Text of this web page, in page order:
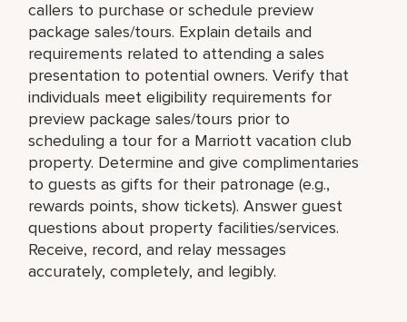
callers to purchase or schedule preview
package sales/tours. Explain details and
requirements related to attending a sales
presentation to potential owners. Verify that
individuals meet eligibility requirements for
preview package sales/tours prior to
scheduling a tour for a Marriott vacation club
property. Determine and give complimentaries
to guests as gifts for their patronage (e.g.,
rewards points, show tickets). Answer guest
questions about property facilities/services.
Receive, record, and relay messages
accurately, completely, and legibly.